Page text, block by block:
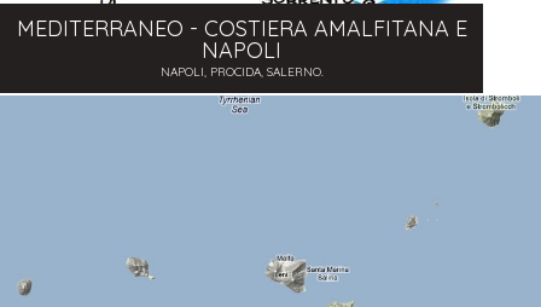
MEDITERRANEO - COSTIERA AMALFITANA E
NAPOLI
NAPOLI, PROCIDA, SALERNO.